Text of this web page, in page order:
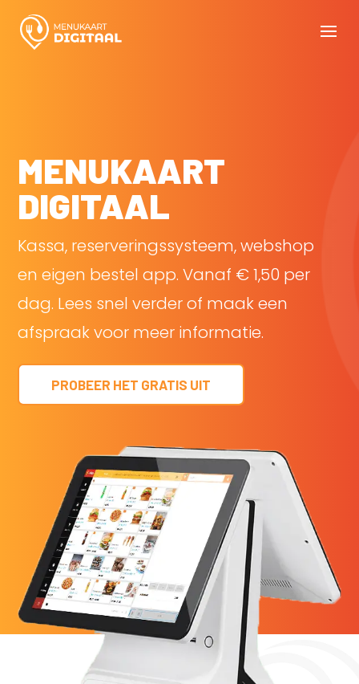
MENUKAART
DIGITAAL
Kassa, reserveringssysteem, webshop
en eigen bestel app. Vanaf € 1,50 per
dag. Lees snel verder of maak een
afspraak voor meer informatie.
PROBEER HET GRATIS UIT